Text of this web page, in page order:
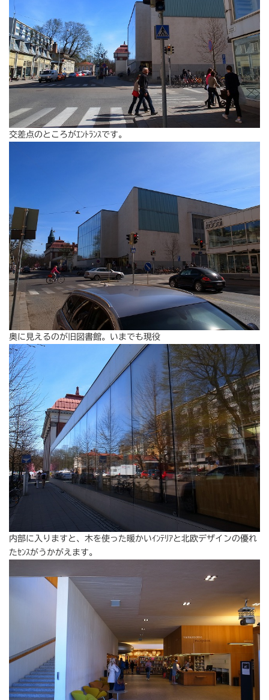
交差点のところがｴﾝﾄﾗﾝｽです。
奥に見えるのが旧図書館。いまでも現役
内部に入りますと、木を使った暖かいｲﾝﾃﾘｱと北欧デザインの優れ
たｾﾝｽがうかがえます。